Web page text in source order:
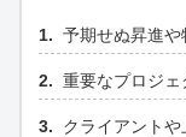
予期せぬ昇進
重要なプロジ
クライアント